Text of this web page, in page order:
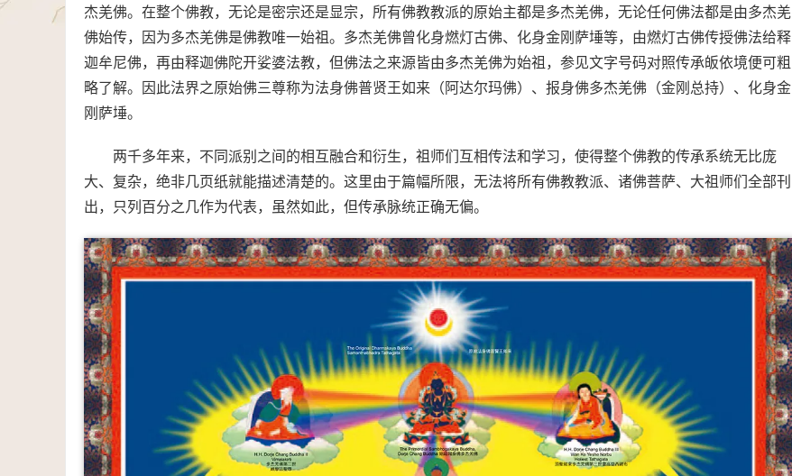
杰羌佛。在整个佛教，无论是密宗还是显宗，所有佛教教派的原始主都是多杰羌佛，无论任何佛法都是由多杰羌
佛始传，因为多杰羌佛是佛教唯一始祖。多杰羌佛曾化身燃灯古佛、化身金刚萨埵等，由燃灯古佛传授佛法给释
迦牟尼佛，再由释迦佛陀开娑婆法教，但佛法之来源皆由多杰羌佛为始祖，参见文字号码对照传承皈依境便可粗
略了解。因此法界之原始佛三尊称为法身佛普贤王如来（阿达尔玛佛）、报身佛多杰羌佛（金刚总持）、化身金
刚萨埵。
两千多年来，不同派别之间的相互融合和衍生，祖师们互相传法和学习，使得整个佛教的传承系统无比庞
大、复杂，绝非几页纸就能描述清楚的。这里由于篇幅所限，无法将所有佛教教派、诸佛菩萨、大祖师们全部刊
出，只列百分之几作为代表，虽然如此，但传承脉统正确无偏。